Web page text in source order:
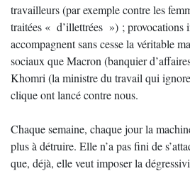
travailleurs (par exemple contre les
traitées « d’illettrées ») ; provocations
accompagnent sans cesse la véritable
sociaux que Macron (banquier
Khomri (la ministre du travail qui
clique ont lancé contre nous.
Chaque semaine, chaque jour la
plus à détruire. Elle n’a pas fini de
que, déjà, elle veut imposer la